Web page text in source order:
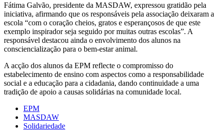
Fátima Galvão, presidente da MASDAW, expressou gratidão pela
iniciativa, afirmando que os responsáveis pela associação deixaram a
escola “com o coração cheios, gratos e esperançosos de que este
exemplo inspirador seja seguido por muitas outras escolas”. A
responsável destacou ainda o envolvimento dos alunos na
consciencialização para o bem-estar animal.
A acção dos alunos da EPM reflecte o compromisso do
estabelecimento de ensino com aspectos como a responsabilidade
social e a educação para a cidadania, dando continuidade a uma
tradição de apoio a causas solidárias na comunidade local.
EPM
MASDAW
Solidariedade